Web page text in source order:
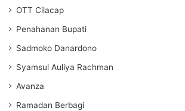
OTT Cilacap
Penahanan Bupati
Sadmoko Danardono
Syamsul Auliya Rachman
Avanza
Ramadan Berbagi